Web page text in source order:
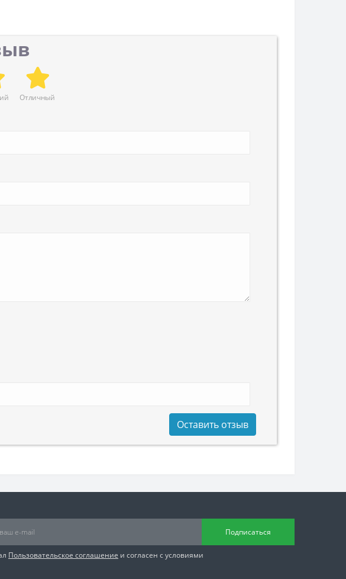
Отличный
Оставить отзыв
Подписаться
Пользовательское соглашение и согласен с условиями